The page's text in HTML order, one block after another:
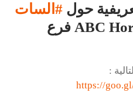
حول #السات
:
https://